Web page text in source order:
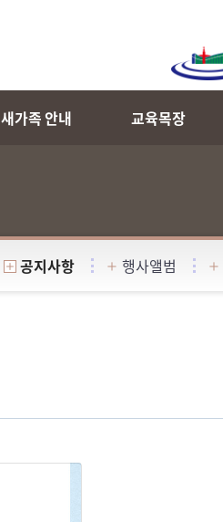
새가족 안내 교육목장
공지사항 행사앨범